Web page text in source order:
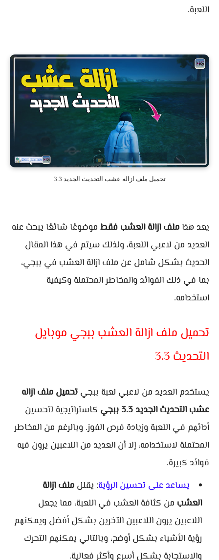
اللعبة.
تحميل ملف ازاله عشب التحديث الجديد 3.3
يعد هذا ملف ازالة العشب فقط موضوعًا شائعًا يبحث عنه
العديد من لاعبي اللعبة، ولذلك سيتم في هذا المقال
الحديث بشكل شامل عن ملف ازالة العشب في ببجي،
بما في ذلك الفوائد والمخاطر المحتملة وكيفية
استخدامه.
تحميل ملف ازالة العشب ببجي موبايل
التحديث 3.3
يستخدم العديد من لاعبي لعبة ببجي تحميل ملف ازاله
عشب التحديث الجديد 3.3 ببجي
كاستراتيجية لتحسين
أدائهم في اللعبة وزيادة فرص الفوز. وبالرغم من المخاطر
المحتملة لاستخدامه، إلا أن العديد من اللاعبين يرون فيه
فوائد كبيرة.
يساعد على تحسين الرؤية: يقلل ملف ازالة
العشب من كثافة العشب في اللعبة، مما يجعل
اللاعبين يرون اللاعبين الآخرين بشكل أفضل ويمكنهم
رؤية الأشياء بشكل أوضح، وبالتالي يمكنهم التحرك
والاستجابة بشكل أسرع وأكثر فعالية.